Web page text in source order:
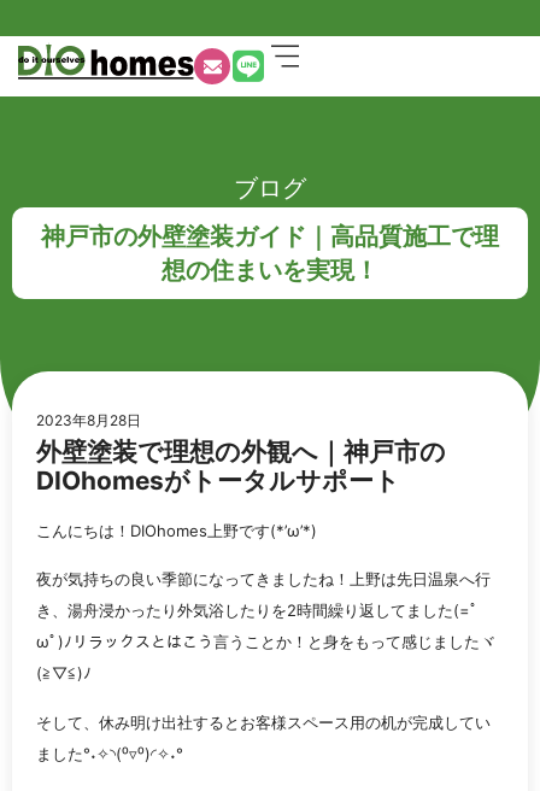
ブログ
神戸市の外壁塗装ガイド｜高品質施工で理
想の住まいを実現！
2023年8月28日
外壁塗装で理想の外観へ｜神戸市の
DIOhomesがトータルサポート
こんにちは！DIOhomes上野です(*’ω’*)
夜が気持ちの良い季節になってきましたね！上野は先日温泉へ行
き、湯舟浸かったり外気浴したりを2時間繰り返してました(=ﾟ
ωﾟ)ﾉリラックスとはこう言うことか！と身をもって感じましたヾ
(≧▽≦)ﾉ
そして、休み明け出社するとお客様スペース用の机が完成してい
ました°˖✧◝(⁰▿⁰)◜✧˖°